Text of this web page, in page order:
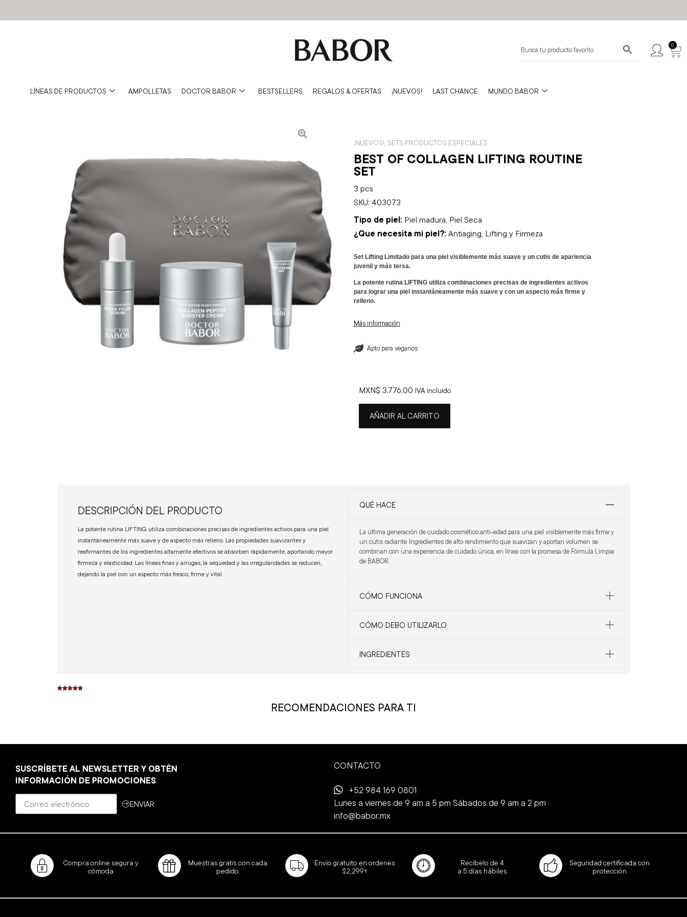
0
LÍNEAS DE PRODUCTOS AMPOLLETAS DOCTOR BABOR BESTSELLERS REGALOS & OFERTAS ¡NUEVOS! LAST CHANCE MUNDO BABOR
¡NUEVOS!, SETS PRODUCTOS ESPECIALES
BEST OF COLLAGEN LIFTING ROUTINE
SET
3 pcs
SKU: 403073
Tipo de piel: Piel madura, Piel Seca
¿Que necesita mi piel?: Antiaging, Lifting y Firmeza
Set Lifting Limitado para una piel visiblemente más suave y un cutis de apariencia
juvenil y más tersa.
La potente rutina LIFTING utiliza combinaciones precisas de ingredientes activos
para lograr una piel instantáneamente más suave y con un aspecto más firme y
relleno.
Más información
Apto para veganos
MXN$ 3,776.00 IVA incluido
AÑADIR AL CARRITO
DESCRIPCIÓN DEL PRODUCTO
La potente rutina LIFTING utiliza combinaciones precisas de ingredientes activos para una piel
instantáneamente más suave y de aspecto más relleno. Las propiedades suavizantes y
reafirmantes de los ingredientes altamente efectivos se absorben rápidamente, aportando mayor
firmeza y elasticidad. Las líneas finas y arrugas, la sequedad y las irregularidades se reducen,
dejando la piel con un aspecto más fresco, firme y vital.
QUÉ HACE
La última generación de cuidado cosmético anti-edad para una piel visiblemente más firme y
un cutis radiante. Ingredientes de alto rendimiento que suavizan y aportan volumen se
combinan con una experiencia de cuidado única, en línea con la promesa de Fórmula Limpia
de BABOR.
CÓMO FUNCIONA
CÓMO DEBO UTILIZARLO
INGREDIENTES

RECOMENDACIONES PARA TI
SUSCRÍBETE AL NEWSLETTER Y OBTÉN
INFORMACIÓN DE PROMOCIONES
ENVIAR
CONTACTO
+52 984 169 0801
Lunes a viernes de 9 am a 5 pm Sábados de 9 am a 2 pm
info@babor.mx
Compra online segura y
cómoda
Muestras gratis con cada
pedido.
Envío gratuito en ordenes
$2,299+
Recíbelo de 4
a 5 días hábiles
Seguridad certificada con
protección